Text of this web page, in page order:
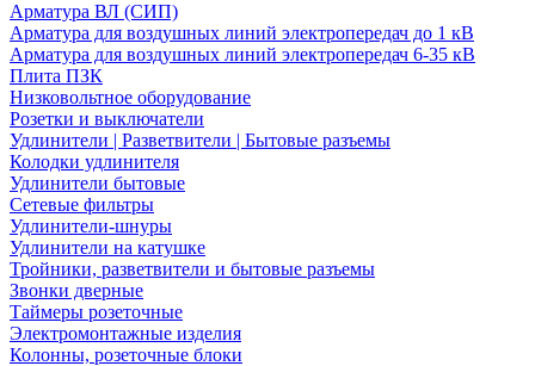
Арматура ВЛ (СИП)
Арматура для воздушных линий электропередач до 1 кВ
Арматура для воздушных линий электропередач 6-35 кВ
Плита ПЗК
Низковольтное оборудование
Розетки и выключатели
Удлинители | Разветвители | Бытовые разъемы
Колодки удлинителя
Удлинители бытовые
Сетевые фильтры
Удлинители-шнуры
Удлинители на катушке
Тройники, разветвители и бытовые разъемы
Звонки дверные
Таймеры розеточные
Электромонтажные изделия
Колонны, розеточные блоки